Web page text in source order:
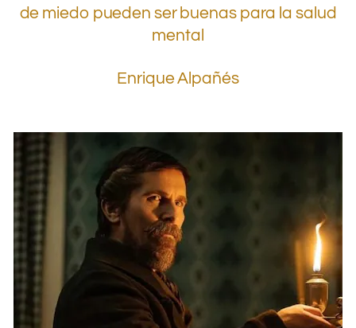
de miedo pueden ser buenas para la salud
mental
Enrique Alpañés